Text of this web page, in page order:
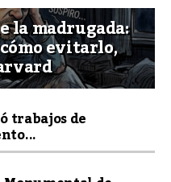
la madrugada:
evitarlo,
trabajos de